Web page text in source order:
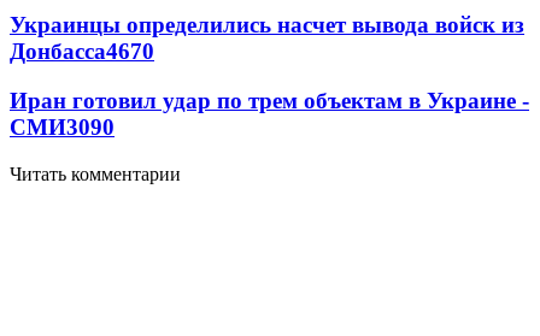
Украинцы определились насчет вывода войск из
Донбасса4670
Иран готовил удар по трем объектам в Украине -
СМИ3090
Читать комментарии